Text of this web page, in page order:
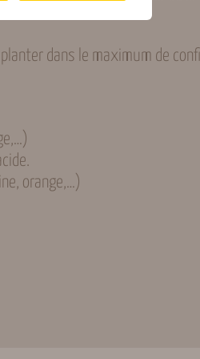
dans le maximum de
orange,…)